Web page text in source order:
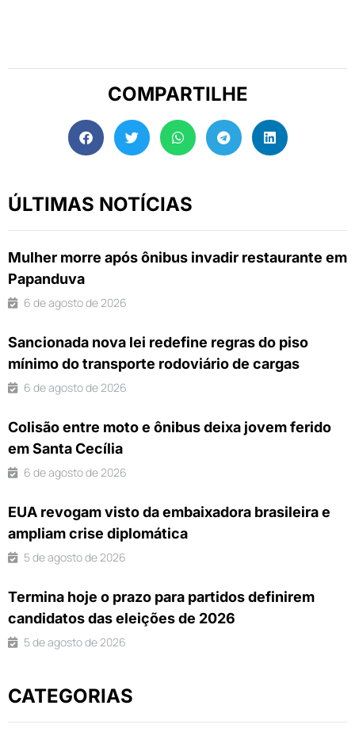
COMPARTILHE
ÚLTIMAS NOTÍCIAS
Mulher morre após ônibus invadir restaurante em
Papanduva
6 de agosto de 2026
Sancionada nova lei redefine regras do piso
mínimo do transporte rodoviário de cargas
6 de agosto de 2026
Colisão entre moto e ônibus deixa jovem ferido
em Santa Cecília
6 de agosto de 2026
EUA revogam visto da embaixadora brasileira e
ampliam crise diplomática
5 de agosto de 2026
Termina hoje o prazo para partidos definirem
candidatos das eleições de 2026
5 de agosto de 2026
CATEGORIAS